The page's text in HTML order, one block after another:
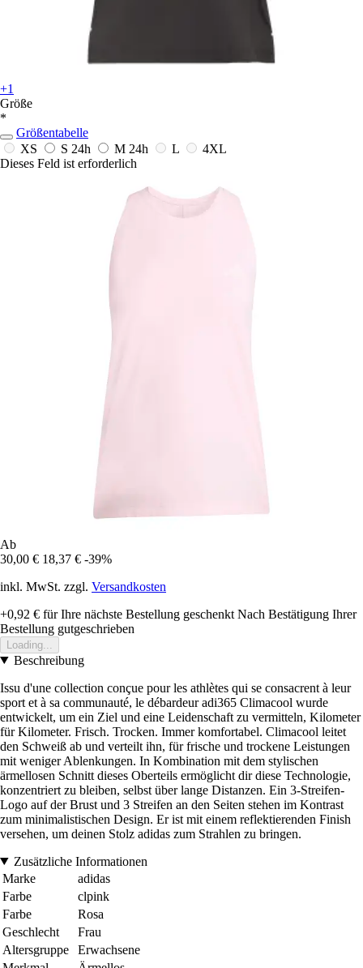
+1
Größe
*
Größentabelle
XS
S 24h M 24h L
4XL
Dieses Feld ist erforderlich
Ab
30,00 € 18,37 € -39%
inkl. MwSt. zzgl. Versandkosten
+0,92 € für Ihre nächste Bestellung geschenkt Nach Bestätigung Ihrer
Bestellung gutgeschrieben
Loading...
Beschreibung
Issu d'une collection conçue pour les athlètes qui se consacrent à leur
sport et à sa communauté, le débardeur adi365 Climacool wurde
entwickelt, um ein Ziel und eine Leidenschaft zu vermitteln, Kilometer
für Kilometer. Frisch. Trocken. Immer komfortabel. Climacool leitet
den Schweiß ab und verteilt ihn, für frische und trockene Leistungen
mit weniger Ablenkungen. In Kombination mit dem stylischen
ärmellosen Schnitt dieses Oberteils ermöglicht dir diese Technologie,
konzentriert zu bleiben, selbst über lange Distanzen. Ein 3-Streifen-
Logo auf der Brust und 3 Streifen an den Seiten stehen im Kontrast
zum minimalistischen Design. Er ist mit einem reflektierenden Finish
versehen, um deinen Stolz adidas zum Strahlen zu bringen.
Zusätzliche Informationen
Marke
adidas
Farbe
clpink
Farbe
Rosa
Geschlecht
Frau
Altersgruppe
Erwachsene